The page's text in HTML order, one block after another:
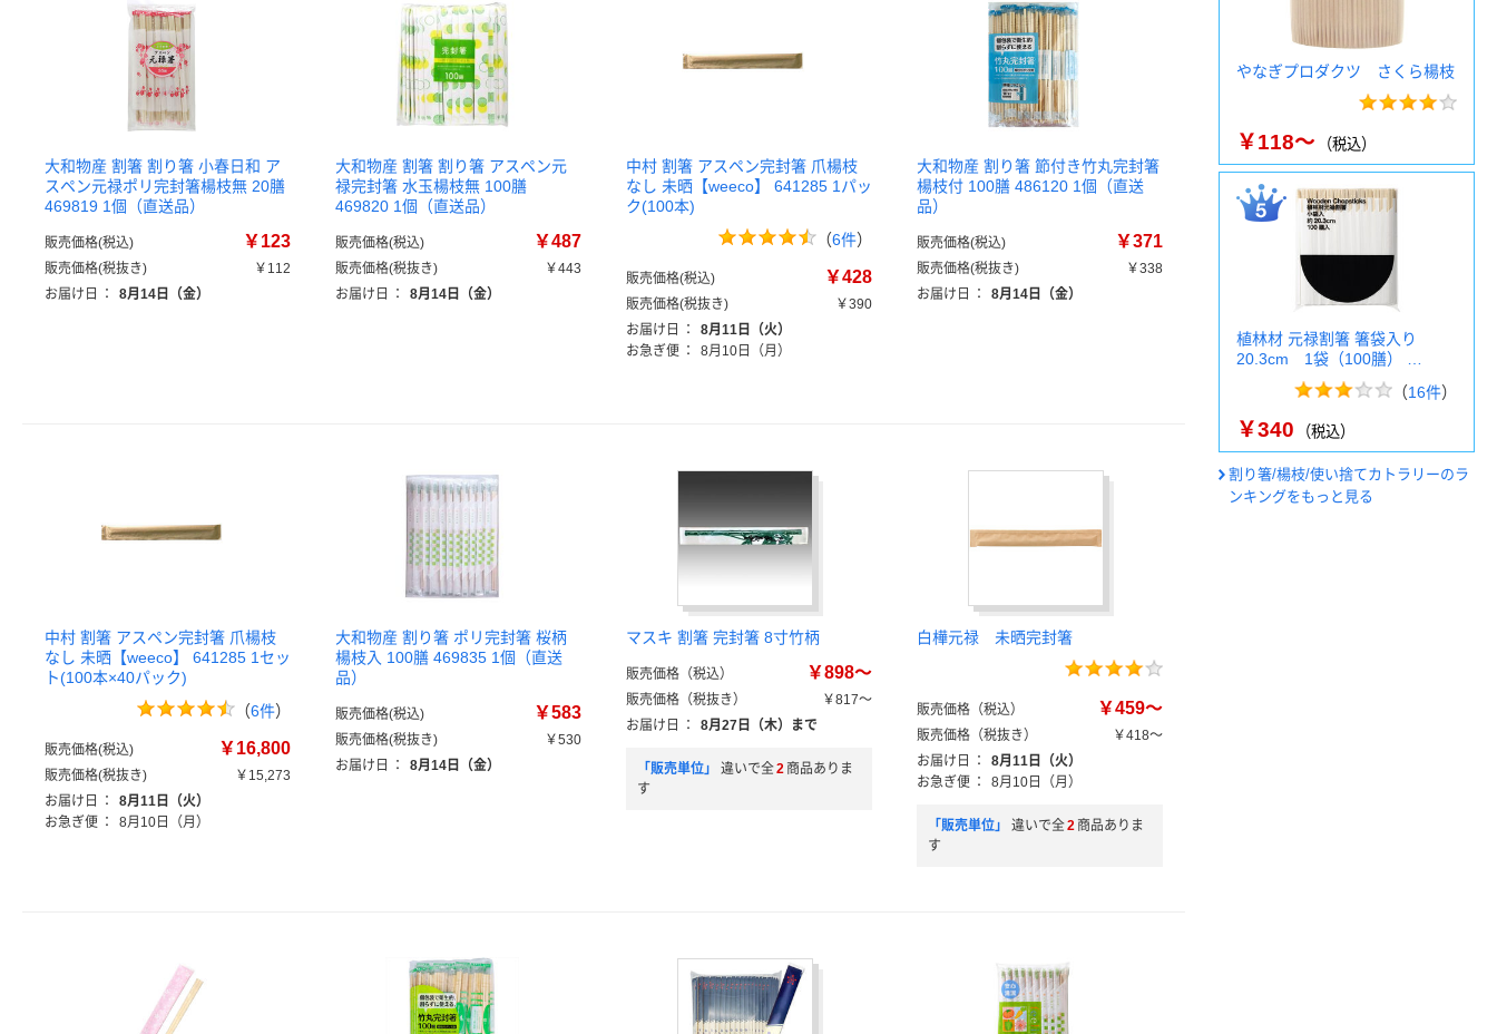
大和物産 割箸 割り箸 小春日和 ア
スペン元禄ポリ完封箸楊枝無 20膳
469819 1個（直送品）
販売価格(税込) ￥123
販売価格(税抜き)
￥112
お届け日
： 8月14日（金）
大和物産 割箸 割り箸 アスペン元
禄完封箸 水玉楊枝無 100膳
469820 1個（直送品）
販売価格(税込) ￥487
販売価格(税抜き)
￥443
お届け日
： 8月14日（金）
中村 割箸 アスペン完封箸 爪楊枝
なし 未晒【weeco】 641285 1パッ
ク(100本)
（6件）
販売価格(税込) ￥428
販売価格(税抜き)
￥390
お届け日
：
8月11日（火）
お急ぎ便 ： 8月10日（月）
大和物産 割り箸 節付き竹丸完封箸
楊枝付 100膳 486120 1個（直送
品）
販売価格(税込) ￥371
販売価格(税抜き)
￥338
お届け日
： 8月14日（金）
中村 割箸 アスペン完封箸 爪楊枝
なし 未晒【weeco】 641285 1セッ
ト(100本×40パック)
（6件）
販売価格(税込) ￥16,800
販売価格(税抜き)
￥15,273
お届け日
：
8月11日（火）
お急ぎ便 ： 8月10日（月）
大和物産 割り箸 ポリ完封箸 桜柄
楊枝入 100膳 469835 1個（直送
品）
販売価格(税込) ￥583
販売価格(税抜き)
￥530
お届け日
： 8月14日（金）
マスキ 割箸 完封箸 8寸竹柄
販売価格（税込） ￥898～
販売価格（税抜き）
￥817～
お届け日
： 8月27日（木）まで
「販売単位」 違いで全2 商品ありま
す
白樺元禄 未晒完封箸
販売価格（税込） ￥459～
販売価格（税抜き）
￥418～
お届け日
：
8月11日（火）
お急ぎ便 ： 8月10日（月）
「販売単位」 違いで全2 商品ありま
す
やなぎプロダクツ さくら楊枝
￥118～ （税込）
植林材 元禄割箸 箸袋入り
20.3cm 1袋（100膳） …
（16件）
￥340 （税込）
割り箸/楊枝/使い捨てカトラリーのラ
ンキングをもっと見る